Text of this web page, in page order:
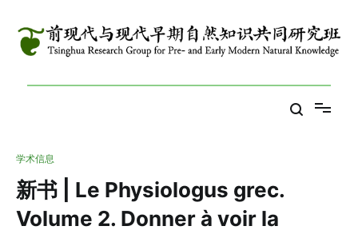
前现代与现代早期自然知识共同研究班
学术信息
新书 | Le Physiologus grec.
Volume 2. Donner à voir la